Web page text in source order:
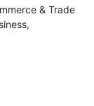
& Trade